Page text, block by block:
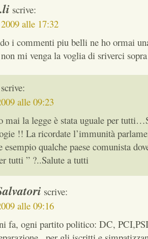
scrive:
alle 17:32
i commenti piu belli ne ho ormai
mi venga la voglia di sriverci
scrive:
alle 09:23
mai la legge è stata uguale per
!! La ricordate l’immunità
esempio qualche paese comunista
tutti ” ?..Salute a tutti
scrive:
alle 09:16
fa, ogni partito politico: DC,